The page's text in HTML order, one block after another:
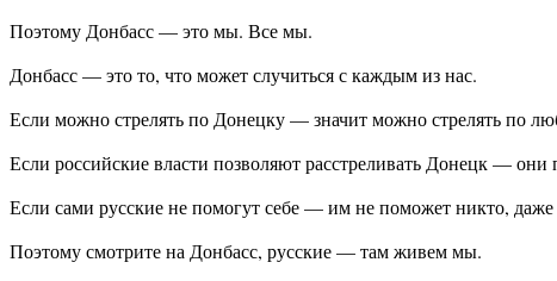
Поэтому Донбасс — это мы. Все мы.
Донбасс — это то, что может случиться с каждым из нас.
Если можно стрелять по Донецку — значит можно стрелять по
Если российские власти позволяют расстреливать Донецк — они
Если сами русские не помогут себе — им не поможет никто, даже
Поэтому смотрите на Донбасс, русские — там живем мы.